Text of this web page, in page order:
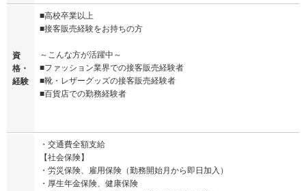
資
格・
経験
■高校卒業以上
■接客販売経験をお持ちの方
～こんな方が活躍中～
■ファッション業界での接客販売経験者
■靴・レザーグッズの接客販売経験者
■百貨店での勤務経験者
・交通費全額支給
【社会保険】
・労災保険、雇用保険（勤務開始月から即日加入）
・厚生年金保険、健康保険